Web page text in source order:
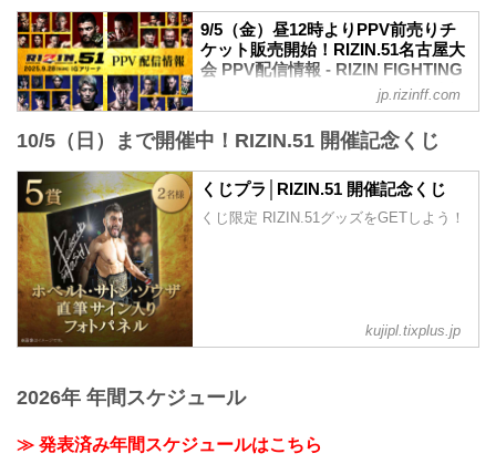
ました。
11:30開場（予定）／13:00開始（予定）
↓
11:00開場（予定）／13:00開始（予定）
- YouTube
youtu.be
2025年9月28日（日）11:00開場／13:00開
始
※オープニングファイトは11...
RIZIN MMAルール：5分 3R（71.0kg）
ホベルト・サトシ・ソウザ vs. 堀江圭功
第13試合／フェザー級タイトルマッチ ラ
ジャブアリ・シェイドゥラエフ vs. ビク
ター・コレスニック
フェザー級タイトルマッチ
RIZIN MMAルール：5分3R（66.0kg）
ラジャブアリ・シェイドゥラエフ vs. ビ
クター・コレスニック
第12試合／RIZIN WORLD GP...
9/5（金）昼12時よりPPV前売りチ
ケット販売開始！RIZIN.51名古屋大
会 PPV配信情報 - RIZIN FIGHTING
FEDERATION オフィシャルサイト
が、9月5日（金）12時よりRIZIN 100
にて販売がスタートしたぞ！
お得なPPV前売りチケットは、大会前日
の9月27日（土）23:59まで販売！
PPV販売スケジュール一覧
期間 応援
jp.rizinff.com
10/5（日）まで開催中！RIZIN.51 開催記念くじ
くじプラ│RIZIN.51 開催記念くじ
くじ限定 RIZIN.51グッズをGETしよう！
kujipl.tixplus.jp
2026年 年間スケジュール
≫ 発表済み年間スケジュールはこちら